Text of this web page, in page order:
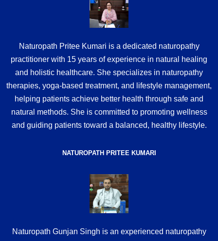
Naturopath Pritee Kumari is a dedicated naturopathy
practitioner with 15 years of experience in natural healing
and holistic healthcare. She specializes in naturopathy
therapies, yoga-based treatment, and lifestyle management,
helping patients achieve better health through safe and
natural methods. She is committed to promoting wellness
and guiding patients toward a balanced, healthy lifestyle.
NATUROPATH PRITEE KUMARI
Naturopath Gunjan Singh is an experienced naturopathy